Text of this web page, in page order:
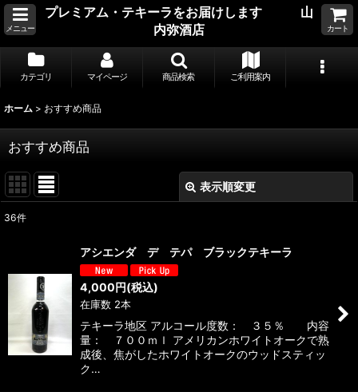
メニュー
プレミアム・テキーラをお届けします 山
内弥酒店
カート
カテゴリ マイページ 商品検索 ご利用案内
ホーム > おすすめ商品
おすすめ商品
表示順変更
並び順:
絞り込む
36件
アシエンダ デ テパ ブラックテキーラ
4,000円(税込)
在庫数 2本
テキーラ地区 アルコール度数： ３５％ 内容
量： ７００ｍｌ アメリカンホワイトオークで熟
成後、焦がしたホワイトオークのウッドスティッ
ク…